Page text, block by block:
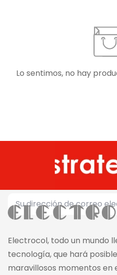
Lo sentimos, no hay
Electrocol, todo un mundo
tecnología, que hará
maravillosos momentos en